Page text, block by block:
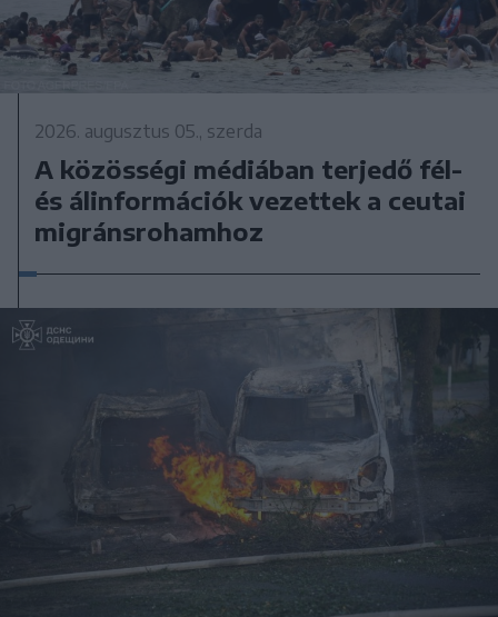
2026. augusztus 05., szerda
A közösségi médiában terjedő fél-
és álinformációk vezettek a ceutai
migránsrohamhoz